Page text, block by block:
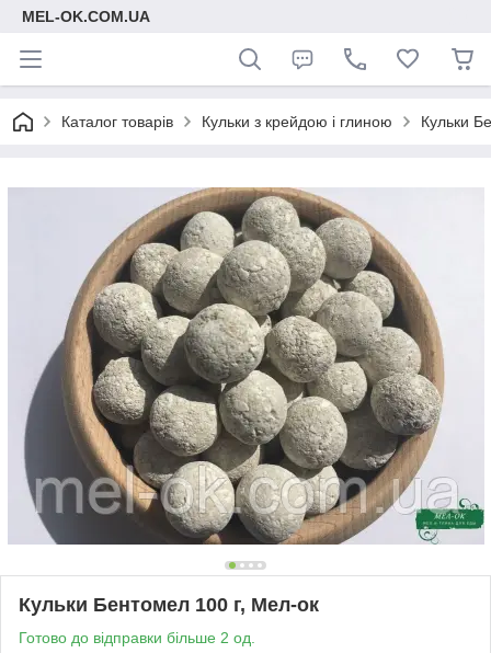
MEL-OK.COM.UA
Каталог товарів Кульки з крейдою і глиною Кульки
Кульки Бентомел 100 г, Мел-ок
Готово до відправки більше 2 од.